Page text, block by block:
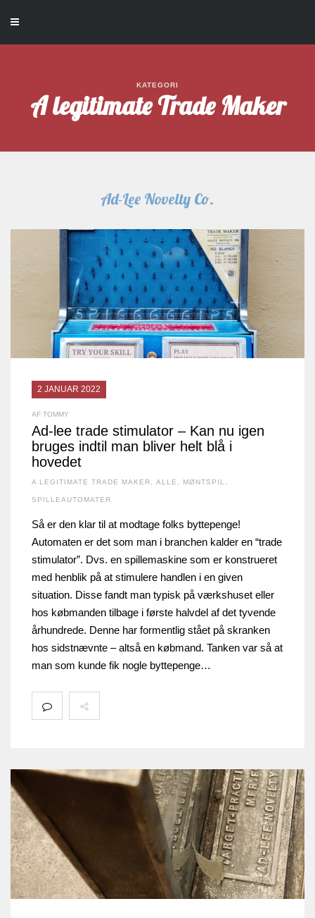
KATEGORI
A legitimate Trade Maker
Ad-Lee Novelty Co.
2 JANUAR 2022
AF TOMMY
Ad-lee trade stimulator – Kan nu igen
bruges indtil man bliver helt blå i
hovedet
A LEGITIMATE TRADE MAKER, ALLE , MØNTSPIL ,
SPILLEAUTOMATER
Så er den klar til at modtage folks byttepenge!
Automaten er det som man i branchen kalder en “trade
stimulator”. Dvs. en spillemaskine som er konstrueret
med henblik på at stimulere handlen i en given
situation. Disse fandt man typisk på værkshuset eller
hos købmanden tilbage i første halvdel af det tyvende
århundrede. Denne har formentlig stået på skranken
hos sidstnævnte – altså en købmand. Tanken var så at
man som kunde fik nogle byttepenge…